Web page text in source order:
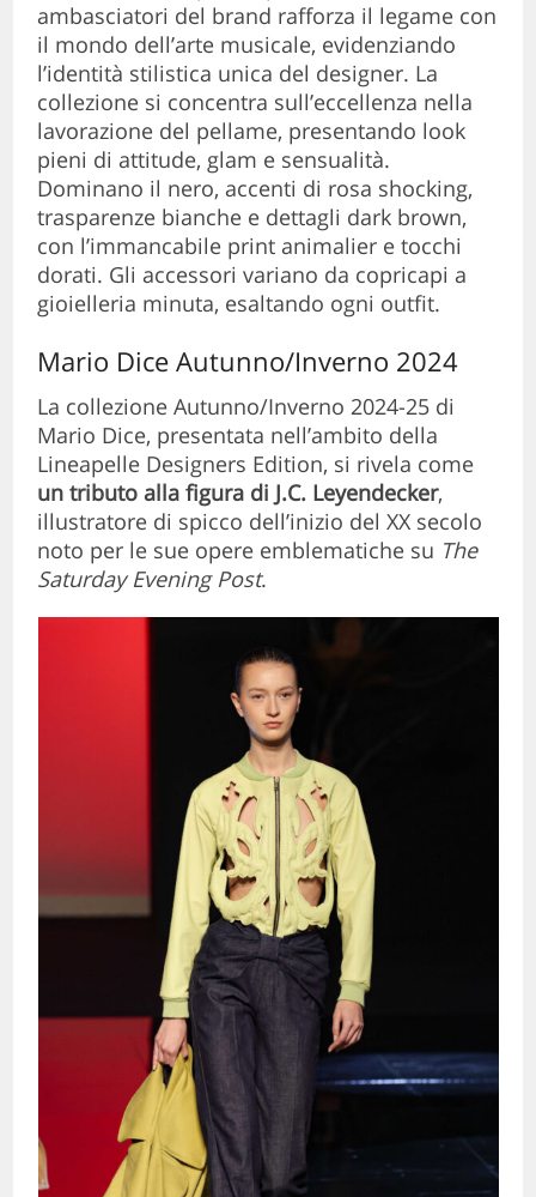
ambasciatori del brand rafforza il legame con
il mondo dell’arte musicale, evidenziando
l’identità stilistica unica del designer. La
collezione si concentra sull’eccellenza nella
lavorazione del pellame, presentando look
pieni di attitude, glam e sensualità.
Dominano il nero, accenti di rosa shocking,
trasparenze bianche e dettagli dark brown,
con l’immancabile print animalier e tocchi
dorati. Gli accessori variano da copricapi a
gioielleria minuta, esaltando ogni outfit.
Mario Dice Autunno/Inverno 2024
La collezione Autunno/Inverno 2024-25 di
Mario Dice, presentata nell’ambito della
Lineapelle Designers Edition, si rivela come
un tributo alla figura di J.C. Leyendecker,
illustratore di spicco dell’inizio del XX secolo
noto per le sue opere emblematiche su The
Saturday Evening Post.